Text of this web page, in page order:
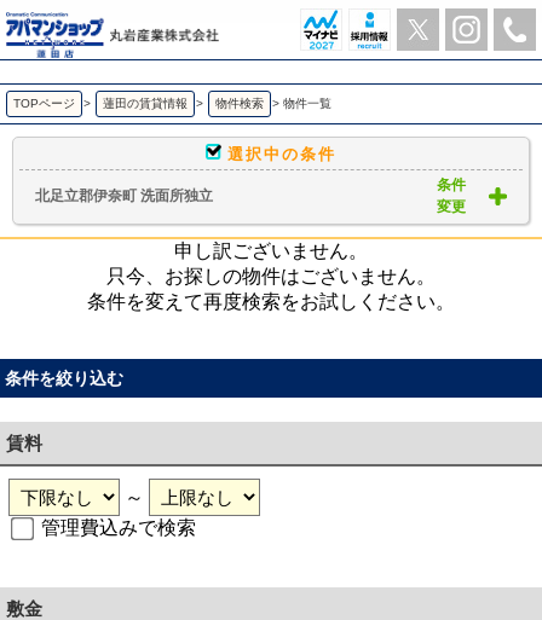
北足立郡伊奈町 洗面所独立 ｜賃貸物件一覧｜ アパマンショップ蓮田店-丸岩産業株式会社-
TOPページ > 蓮田の賃貸情報 > 物件検索 > 物件一覧
選択中の条件
北足立郡伊奈町 洗面所独立
条件
変更
申し訳ございません。
只今、お探しの物件はございません。
条件を変えて再度検索をお試しください。
条件を絞り込む
賃料
～
管理費込みで検索
敷金